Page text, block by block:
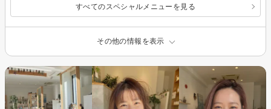
すべてのスペシャルメニューを見る
その他の情報を表示